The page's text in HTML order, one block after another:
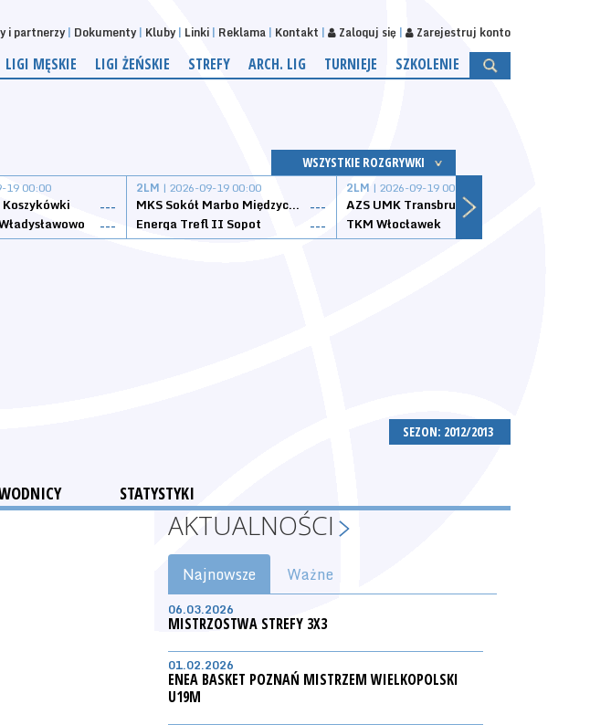
i partnerzy Dokumenty Kluby Linki Reklama Kontakt Zaloguj się Zarejestruj konto
LIGI MĘSKIE LIGI ŻEŃSKIE STREFY ARCH. LIG TURNIEJE SZKOLENIE
WSZYSTKIE ROZGRYWKI
19 00:00
---
---
2LM | 2026-09-19 00:00
MKS Sokół Marbo Międzychód ---
Energa Trefl II Sopot
---
2LM | 2026-09-19 00:00
AZS UMK Transbruk Toruń
TKM Włocławek
SEZON: 2012/2013
STATYSTYKI
AKTUALNOŚCI
Najnowsze Ważne
06.03.2026
MISTRZOSTWA STREFY 3X3
01.02.2026
ENEA BASKET POZNAŃ MISTRZEM WIELKOPOLSKI
U19M